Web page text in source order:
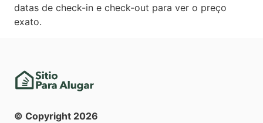
datas de check-in e check-out para ver o preço
exato.
© Copyright 2026